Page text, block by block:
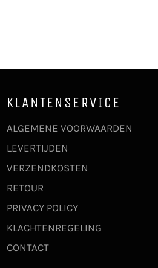
KLANTENSERVICE
ALGEMENE VOORWAARDEN
LEVERTIJDEN
VERZENDKOSTEN
RETOUR
PRIVACY POLICY
KLACHTENREGELING
CONTACT